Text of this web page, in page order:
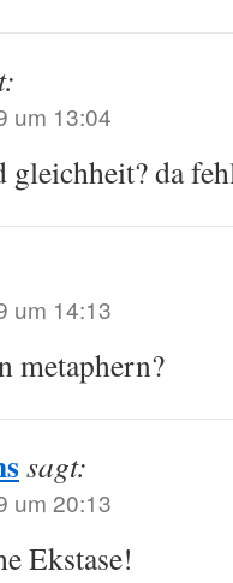
um 13:04
da
um 14:13
metaphern?
sagt:
um 20:13
Ekstase!